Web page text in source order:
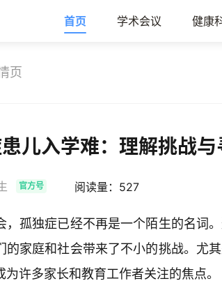
首页 学术会议 健康
页
儿入学难：理解挑战
官方号 阅读量：527
，孤独症已经不再是一个陌生的名词
的家庭和社会带来了不小的挑战。尤
为许多家长和教育工作者关注的焦点。